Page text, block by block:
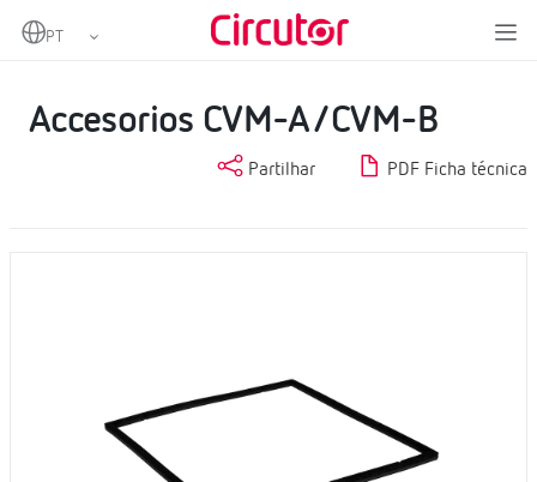
Home
Acessórios para analisadores
Accesorios CVM-A/CVM-B
Partilhar PDF Ficha técnica